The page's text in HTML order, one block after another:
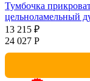
Тумбочка
цельноламельный
13 215 ₽
24 027 Р